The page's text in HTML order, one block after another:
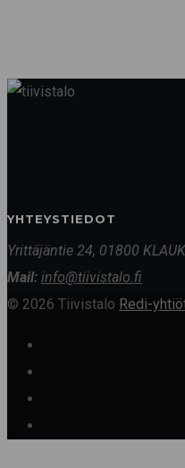
YHTEYSTIEDOT
Yrittäjäntie 24, 01800
Mail: info@tiivistalo.fi
© 2026 Tiivistalo Redi-